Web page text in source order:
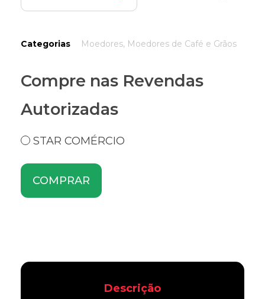
Categorias Moedores, Moedores de Café e Grãos
Compre nas Revendas
Autorizadas
STAR COMÉRCIO
COMPRAR
Descrição